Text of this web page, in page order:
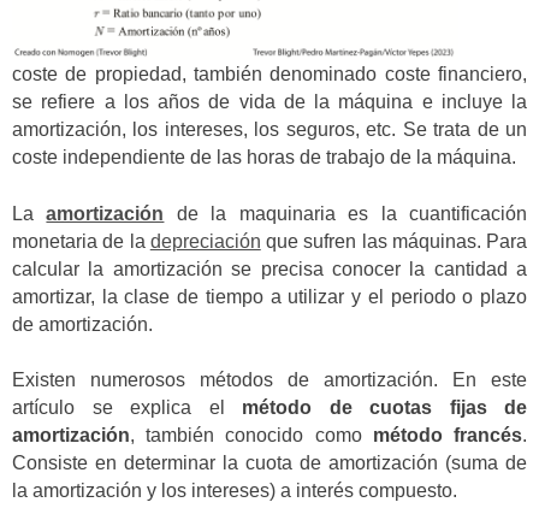
coste de propiedad, también denominado coste financiero,
se refiere a los años de vida de la máquina e incluye la
amortización, los intereses, los seguros, etc. Se trata de un
coste independiente de las horas de trabajo de la máquina.
Laamortización de la maquinaria es la cuantificación
monetaria de la depreciación que sufren las máquinas. Para
calcular la amortización se precisa conocer la cantidad a
amortizar, la clase de tiempo a utilizar y el periodo o plazo
de amortización.
Existen numerosos métodos de amortización.
En este
artículo se explica el método de cuotas fijas de
amortización, también conocido como método francés.
Consiste en determinar la cuota de amortización (suma de
la amortización y los intereses) a interés compuesto.